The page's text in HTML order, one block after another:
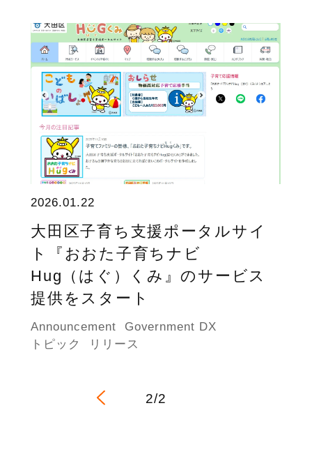
2026.01.22
大田区子育ち支援ポータルサイ
ト『おおた子育ちナビ
Hug（はぐ）くみ』のサービス
提供をスタート
Announcement
Government DX
トピック
リリース
2/2